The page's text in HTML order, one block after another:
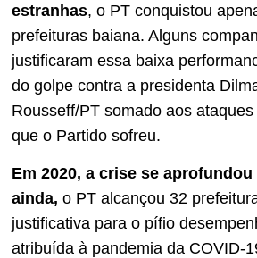
estranhas, o PT conquistou
prefeituras baiana. Alguns
justificaram essa baixa
do golpe contra a presidenta
Rousseff/PT somado aos
que o Partido sofreu.
Em 2020, a crise se aprofundou
ainda, o PT alcançou 32
justificativa para o pífio
atribuída à pandemia da COVID-